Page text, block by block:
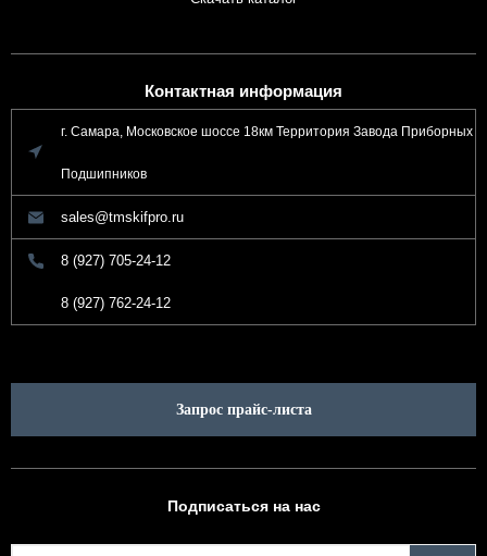
Контактная информация
г. Самара, Московское шоссе 18км Территория Завода Приборных
Подшипников
sales@tmskifpro.ru
8 (927) 705-24-12
8 (927) 762-24-12
Запрос прайс-листа
Подписаться на нас